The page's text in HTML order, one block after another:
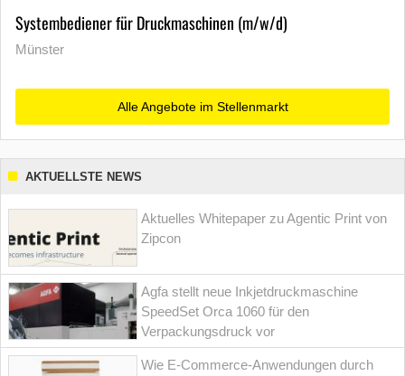
Systembediener für Druckmaschinen (m/w/d)
Münster
Alle Angebote im Stellenmarkt
AKTUELLSTE NEWS
Aktuelles Whitepaper zu Agentic Print von
Zipcon
Agfa stellt neue Inkjetdruckmaschine
SpeedSet Orca 1060 für den
Verpackungsdruck vor
Wie E-Commerce-Anwendungen durch